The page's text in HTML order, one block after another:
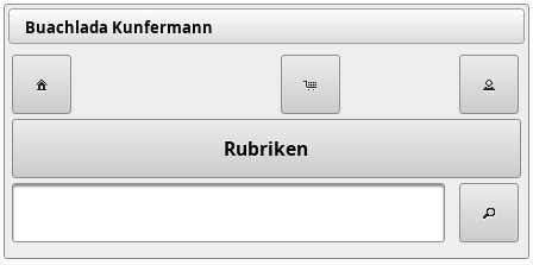
Buachlada Kunfermann
Rubriken